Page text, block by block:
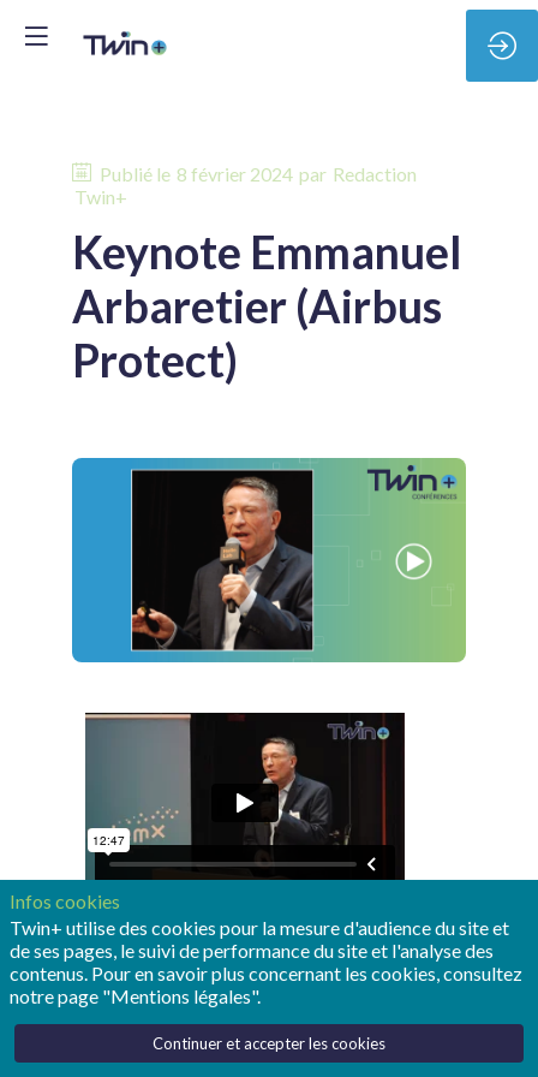
Publié le 8 février 2024 par Redaction
Twin+
Keynote Emmanuel
Arbaretier (Airbus
Protect)
Airbus Protect est l'un des industriels qui participent
au programme de recherche "Jumeaux numériques
Infos cookies
Twin+ utilise des cookies pour la mesure d'audience du site et
de ses pages, le suivi de performance du site et l'analyse des
contenus. Pour en savoir plus concernant les cookies, consultez
notre page "Mentions légales".
Continuer et accepter les cookies